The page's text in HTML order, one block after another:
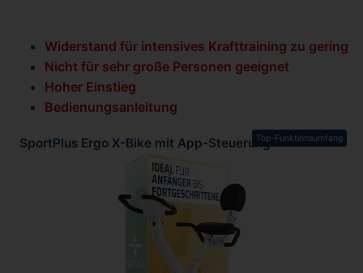
Widerstand für intensives Krafttraining zu gering
Nicht für sehr große Personen geeignet
Hoher Einstieg
Bedienungsanleitung
Top-Funktionsumfang
SportPlus Ergo X-Bike mit App-Steuerung